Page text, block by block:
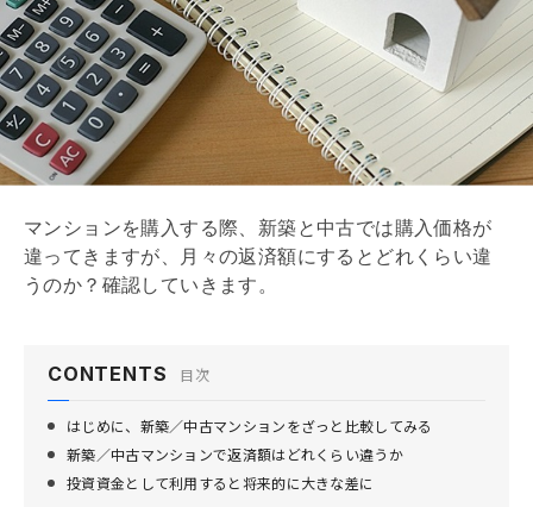
マンションを購入する際、新築と中古では購入価格が
違ってきますが、月々の返済額にするとどれくらい違
うのか？確認していきます。
CONTENTS 目次
はじめに、新築／中古マンションをざっと比較してみる
新築／中古マンションで返済額はどれくらい違うか
投資資金として利用すると将来的に大きな差に